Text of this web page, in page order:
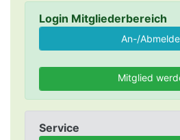
Login Mitgliederbereich
Mitglied
Service